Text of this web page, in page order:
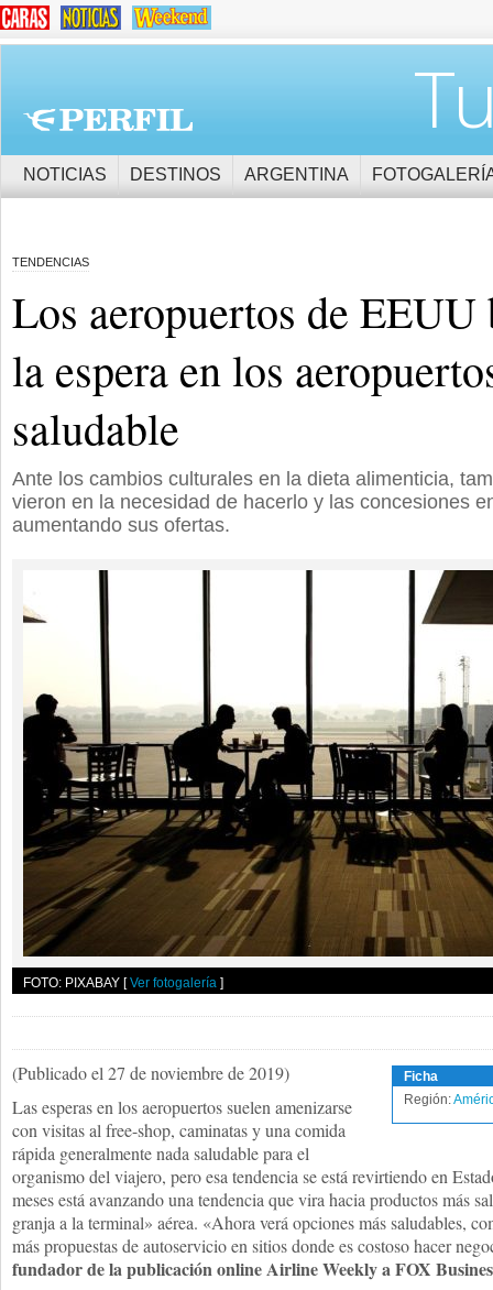
NOTICIAS DESTINOS ARGENTINA
TENDENCIAS
Los aeropuertos de EEUU
la espera en los
saludable
Ante los cambios culturales en la dieta alimenticia,
vieron en la necesidad de hacerlo y las concesiones
aumentando sus ofertas.
FOTO: PIXABAY [Ver fotogalería ]
Ficha
Región:
(Publicado el 27 de noviembre de 2019)
Las esperas en los aeropuertos suelen amenizarse
con visitas al free-shop, caminatas y una comida
rápida generalmente nada saludable para el
organismo del viajero, pero esa tendencia se está revirtiendo en
meses está avanzando una tendencia que vira hacia productos más
granja a la terminal» aérea. «Ahora verá opciones más saludables,
más propuestas de autoservicio en sitios donde es costoso hacer
fundador de la publicación online Airline Weekly a FOX